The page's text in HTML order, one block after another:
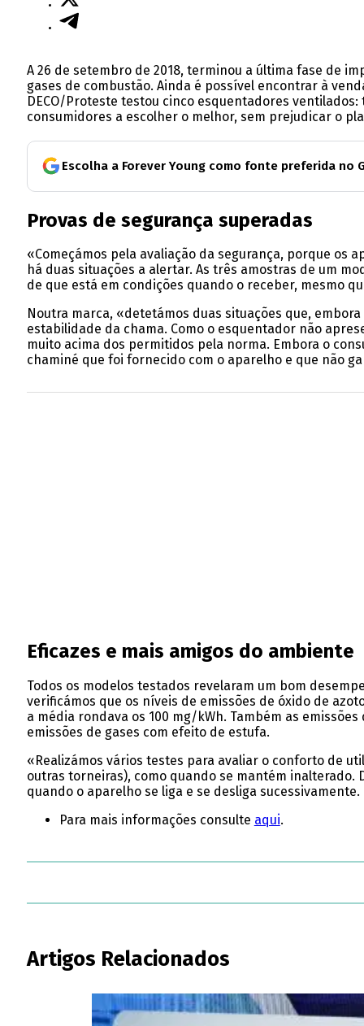
A 26 de setembro de 2018, terminou a última fase de
gases de combustão. Ainda é possível encontrar à
DECO/Proteste testou cinco esquentadores
consumidores a escolher o melhor, sem prejudicar o
Escolha a Forever Young como fonte preferida no
Provas de segurança superadas
«Começámos pela avaliação da segurança, porque os
há duas situações a alertar. As três amostras de um
de que está em condições quando o receber, mesmo
Noutra marca, «detetámos duas situações que,
estabilidade da chama. Como o esquentador não
muito acima dos permitidos pela norma. Embora o
chaminé que foi fornecido com o aparelho e que não
Eficazes e mais amigos do ambiente
Todos os modelos testados revelaram um bom
verificámos que os níveis de emissões de óxido de
a média rondava os 100 mg/kWh. Também as
emissões de gases com efeito de estufa.
«Realizámos vários testes para avaliar o conforto de
outras torneiras), como quando se mantém
quando o aparelho se liga e se desliga
Para mais informações consulte aqui.
Artigos Relacionados